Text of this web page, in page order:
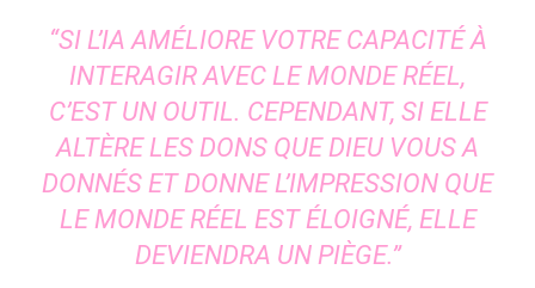
“SI L’IA AMÉLIORE VOTRE CAPACITÉ À
INTERAGIR AVEC LE MONDE RÉEL,
C’EST UN OUTIL. CEPENDANT, SI ELLE
ALTÈRE LES DONS QUE DIEU VOUS A
DONNÉS ET DONNE L’IMPRESSION QUE
LE MONDE RÉEL EST ÉLOIGNÉ, ELLE
DEVIENDRA UN PIÈGE.”